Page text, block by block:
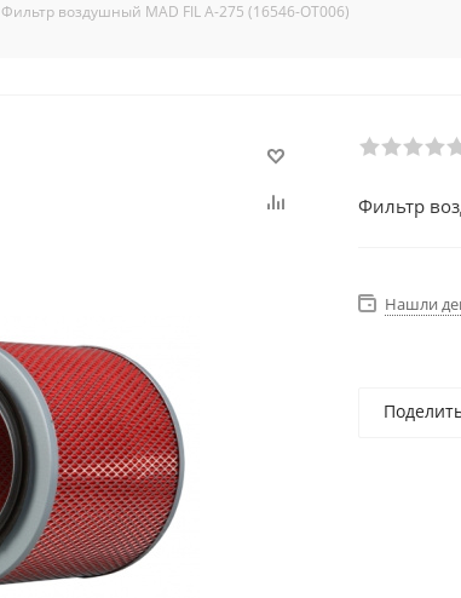
Фильтр воздушный MAD FIL A-275 (16546-ОТ006)
Фильтр
Нашли